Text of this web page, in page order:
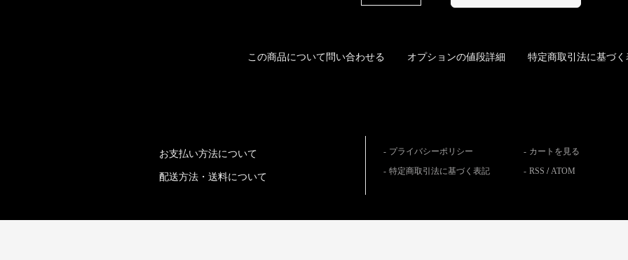
この商品について問い合わせる オプションの値段詳細 特定商取引法に基づく
お支払い方法について
配送方法・送料について
プライバシーポリシー
特定商取引法に基づく表記
カートを見る
RSS /ATOM